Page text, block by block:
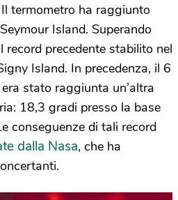
termometro ha raggiunto
Island. Superando
precedente stabilito nel
Island. In precedenza, il 6
era stato raggiunta un’altra
18,3 gradi presso la base
conseguenze di tali record
dalla Nasa, che ha